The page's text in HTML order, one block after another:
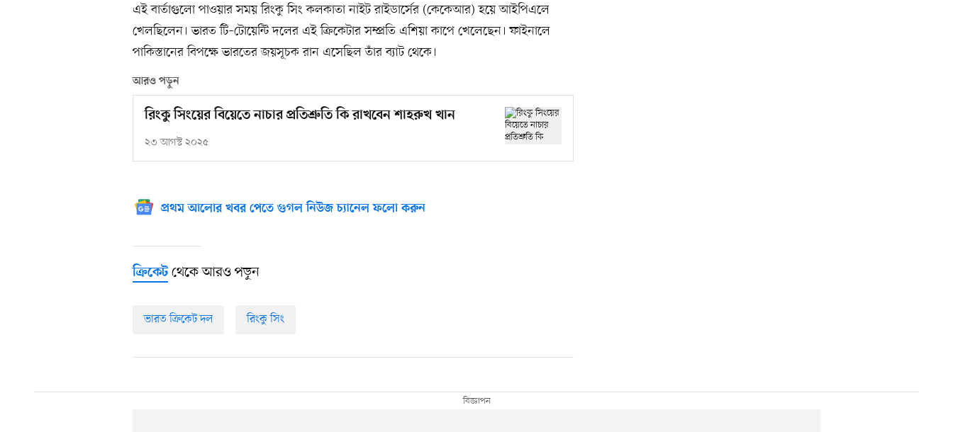
এই বার্তাগুলো পাওয়ার সময় রিংকু সিং কলকাতা নাইট রাইডার্সের (কেকেআর) হয়ে আইপিএলে
খেলছিলেন। ভারত টি–টোয়েন্টি দলের এই ক্রিকেটার সম্প্রতি এশিয়া কাপে খেলেছেন। ফাইনালে
পাকিস্তানের বিপক্ষে ভারতের জয়সূচক রান এসেছিল তাঁর ব্যাট থেকে।
আরও পড়ুন
রিংকু সিংয়ের বিয়েতে নাচার প্রতিশ্রুতি কি রাখবেন শাহরুখ খান
২৩ আগস্ট ২০২৫
প্রথম আলোর খবর পেতে গুগল নিউজ চ্যানেল ফলো করুন
ক্রিকেটথেকে আরও পড়ুন
ভারত ক্রিকেট দল রিংকু সিং